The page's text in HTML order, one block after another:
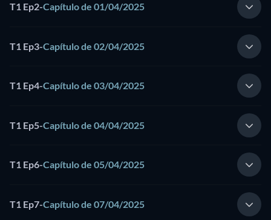
T1 Ep2-Capítulo de 01/04/2025
T1 Ep3-Capítulo de 02/04/2025
T1 Ep4-Capítulo de 03/04/2025
T1 Ep5-Capítulo de 04/04/2025
T1 Ep6-Capítulo de 05/04/2025
T1 Ep7-Capítulo de 07/04/2025